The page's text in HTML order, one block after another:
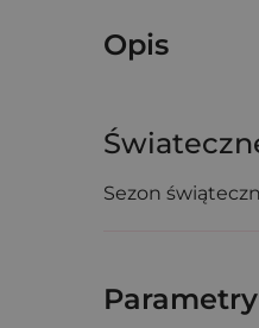
Opis
Sezon
Parametry